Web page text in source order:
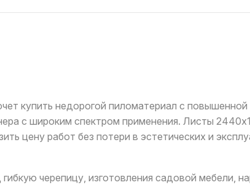
купить недорогой пиломатериал с
с широким спектром применения. Листы
цену работ без потери в эстетических и
черепицу, изготовления садовой мебели,